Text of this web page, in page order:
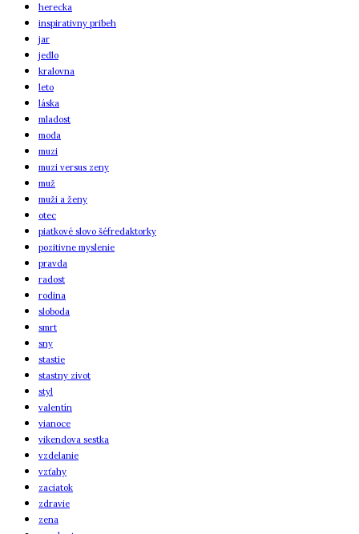
herecka
inspirativny pribeh
jar
jedlo
kralovna
leto
láska
mladost
moda
muzi
muzi versus zeny
muž
muži a ženy
otec
piatkové slovo šéfredaktorky
pozitivne myslenie
pravda
radost
rodina
sloboda
smrt
sny
stastie
stastny zivot
styl
valentín
vianoce
vikendova sestka
vzdelanie
vzťahy
zaciatok
zdravie
zena